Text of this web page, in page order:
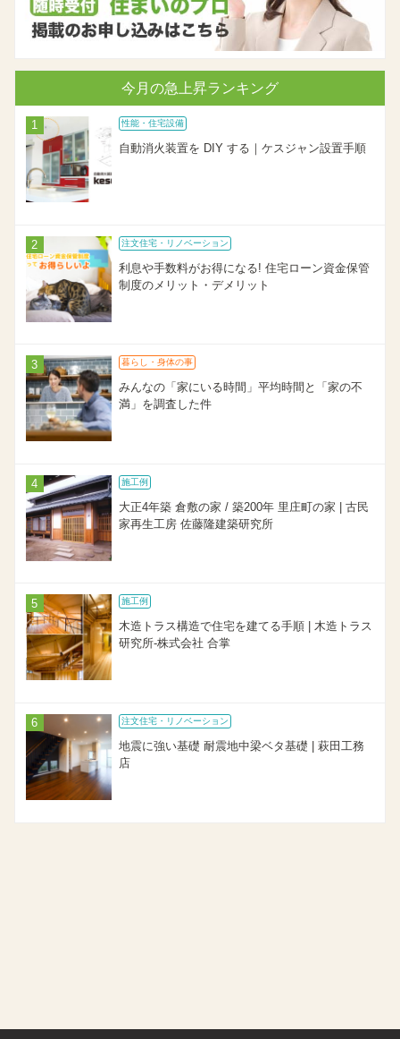
今月の急上昇ランキング
性能・住宅設備
自動消火装置を DIY する｜ケスジャン設置手順
注文住宅・リノベーション
利息や手数料がお得になる! 住宅ローン資金保管
制度のメリット・デメリット
暮らし・身体の事
みんなの「家にいる時間」平均時間と「家の不
満」を調査した件
施工例
大正4年築 倉敷の家 / 築200年 里庄町の家 | 古民
家再生工房 佐藤隆建築研究所
施工例
木造トラス構造で住宅を建てる手順 | 木造トラス
研究所-株式会社 合掌
注文住宅・リノベーション
地震に強い基礎 耐震地中梁ベタ基礎 | 萩田工務
店